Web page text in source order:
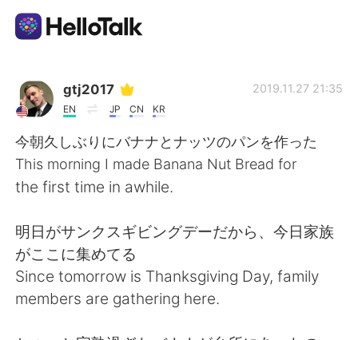
Language Exchange App
English
简体中文 繁體中文
Español العربية
gtj2017
EN JP CN KR
2019.11.27 21:35
今朝久しぶりにバナナとナッツのパンを作った
This morning I made Banana Nut Bread for
the first time in awhile.
明日がサンクスギビングデーだから、今日家族
がここに集めてる
Since tomorrow is Thanksgiving Day, family
members are gathering here.